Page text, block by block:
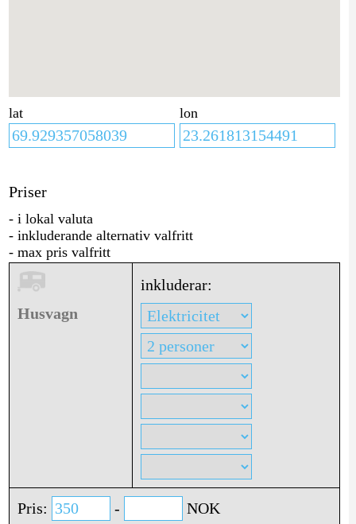
lat lon
Priser
- i lokal valuta
- inkluderande alternativ valfritt
- max pris valfritt
Husvagn
inkluderar:
Pris: -
NOK